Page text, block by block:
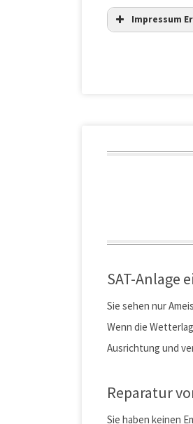
Impressum
Umsatzsteuer-
SAT-Anlage
Sie sehen nur
Wenn die
Ausrichtung und
Reparatur
Sie haben keinen